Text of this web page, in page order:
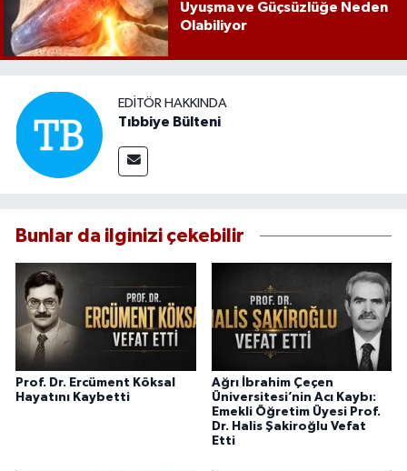
Uyuşma ve Güçsüzlüğe Neden
Olabiliyor
EDITÖR HAKKINDA
Tıbbiye Bülteni
Bunlar da ilginizi çekebilir
Prof. Dr. Ercüment Köksal
Hayatını Kaybetti
Ağrı İbrahim Çeçen
Üniversitesi’nin Acı Kaybı:
Emekli Öğretim Üyesi Prof.
Dr. Halis Şakiroğlu Vefat
Etti